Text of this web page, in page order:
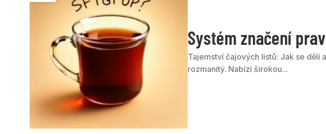
Systém značení
Tajemství čajových listů: Jak se dělí
rozmanitý. Nabízí širokou...